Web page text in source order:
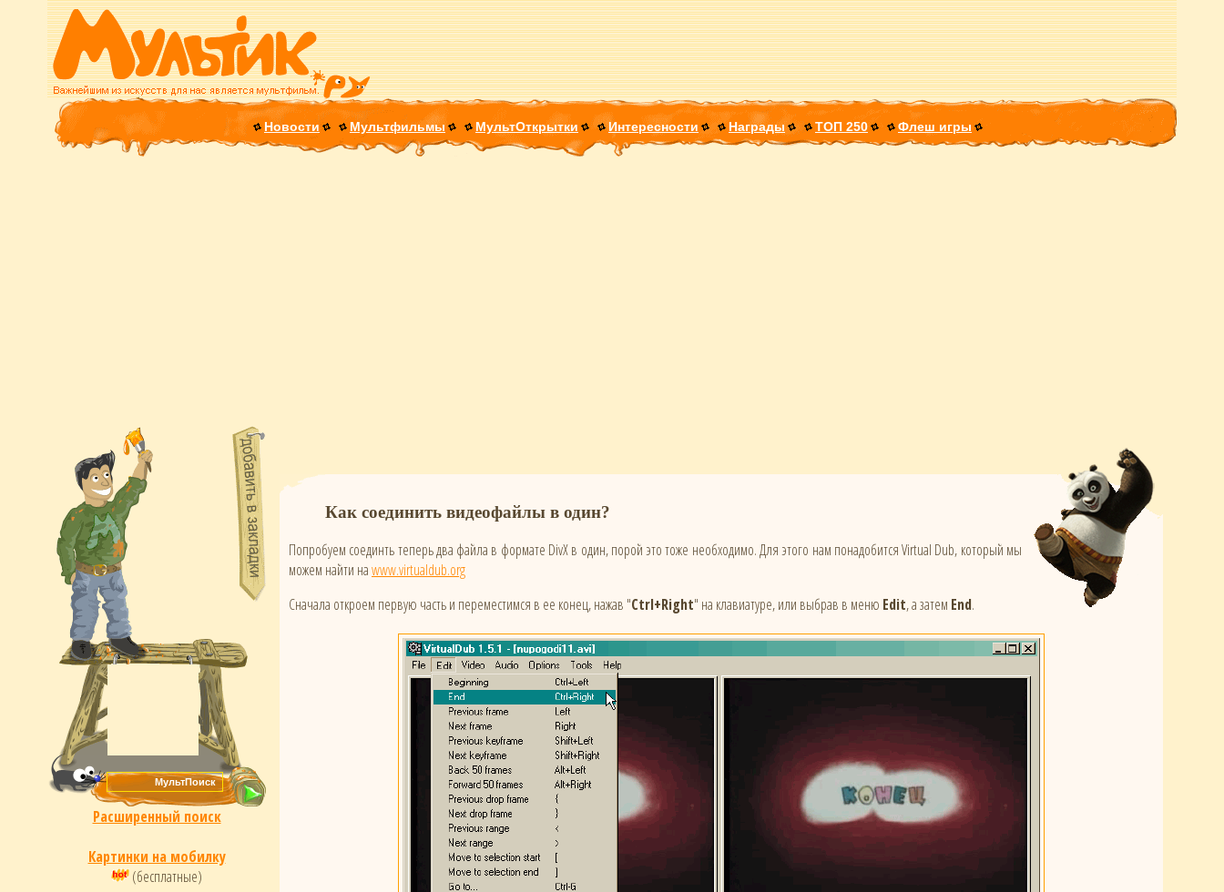
Новости Мультфильмы МультОткрытки Интересности Награды ТОП 250 Флеш игры
Расширенный поиск
Картинки на мобилку
(бесплатные)
Как соединить видеофайлы в один?
Попробуем соединть теперь два файла в формате DivX в один, порой это тоже необходимо. Для этого нам понадобится Virtual Dub, который мы
можем найти наwww.virtualdub.org
Сначала откроем первую часть и переместимся в ее конец, нажав "Ctrl+Right" на клавиатуре, или выбрав в меню Edit, а затем End.